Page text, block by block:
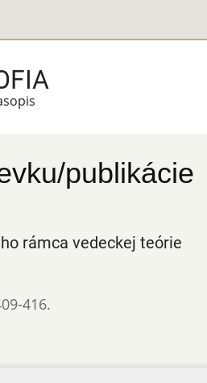
publikácie
rámca vedeckej teórie
416.